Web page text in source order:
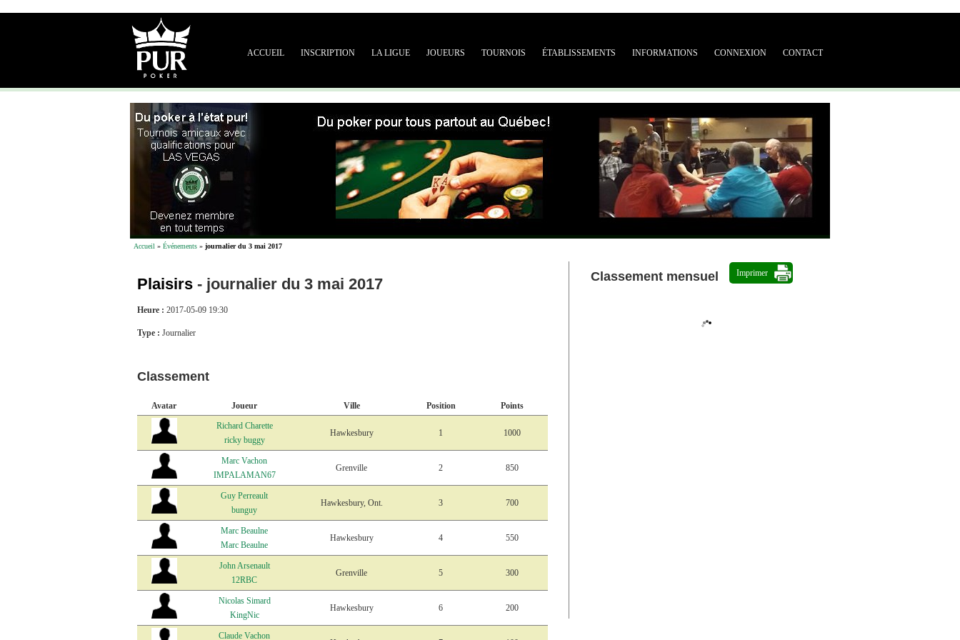
ACCUEIL INSCRIPTION LA LIGUE JOUEURS TOURNOIS ÉTABLISSEMENTS INFORMATIONS CONNEXION CONTACT
Accueil » Événements » journalier du 3 mai 2017
Plaisirs - journalier du 3 mai 2017
Heure : 2017-05-09 19:30
Type : Journalier
Classement
Avatar Joueur Ville Position
Points
Richard Charette
ricky buggy
Hawkesbury 1 1000
Marc Vachon
IMPALAMAN67
Grenville 2 850
Guy Perreault
bunguy
Hawkesbury, Ont. 3 700
Marc Beaulne
Marc Beaulne
Hawkesbury 4 550
John Arsenault
12RBC
Grenville 5 300
Nicolas Simard
KingNic
Hawkesbury 6 200
Claude Vachon
Classement mensuel Imprimer